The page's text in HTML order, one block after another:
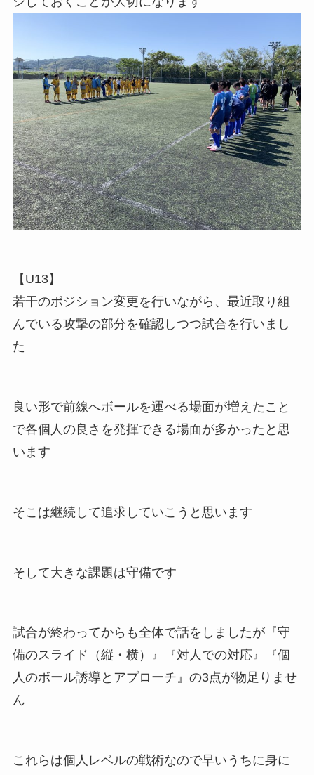
【U13】
若干のポジション変更を行いながら、最近取り組
んでいる攻撃の部分を確認しつつ試合を行いまし
た
良い形で前線へボールを運べる場面が増えたこと
で各個人の良さを発揮できる場面が多かったと思
います
そこは継続して追求していこうと思います
そして大きな課題は守備です
試合が終わってからも全体で話をしましたが『守
備のスライド（縦・横）』『対人での対応』『個
人のボール誘導とアプローチ』の3点が物足りませ
ん
これらは個人レベルの戦術なので早いうちに身に